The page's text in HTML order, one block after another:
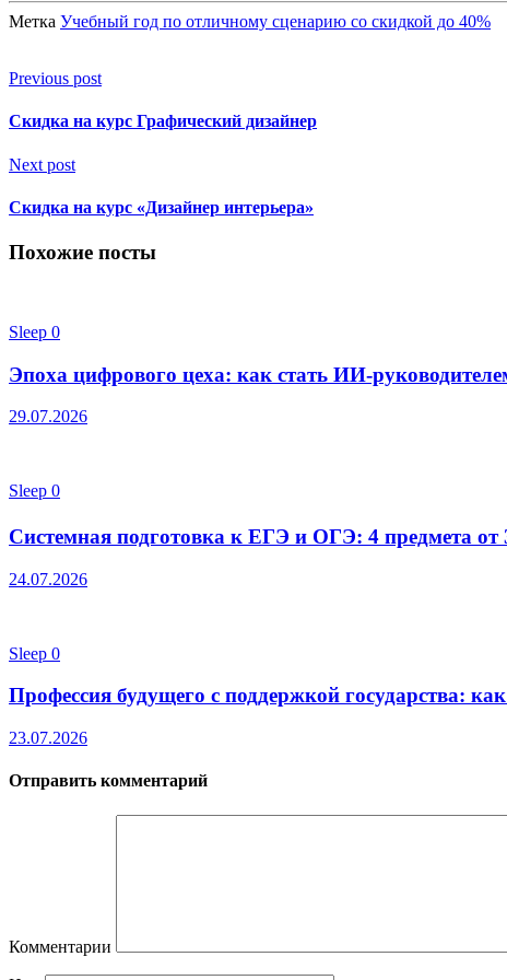
Метка Учебный год по отличному сценарию со скидкой до 40%
Previous post
Скидка на курс Графический дизайнер
Next post
Скидка на курс «Дизайнер интерьера»
Похожие посты
Sleep 0
Эпоха цифрового цеха: как стать ИИ-
29.07.2026
Sleep 0
Системная подготовка к ЕГЭ и ОГЭ: 4 предмета
24.07.2026
Sleep 0
Профессия будущего с поддержкой государства:
23.07.2026
Отправить комментарий
Комментарии